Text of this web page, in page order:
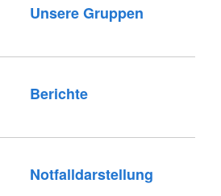
Unsere Gruppen
Berichte
Notfalldarstellung